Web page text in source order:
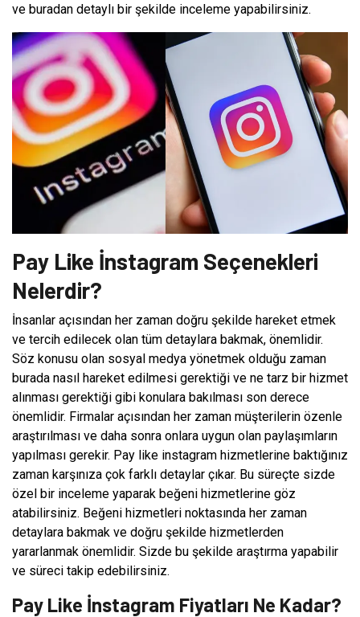
ve buradan detaylı bir şekilde inceleme yapabilirsiniz.
Pay Like İnstagram Seçenekleri
Nelerdir?
İnsanlar açısından her zaman doğru şekilde hareket etmek
ve tercih edilecek olan tüm detaylara bakmak, önemlidir.
Söz konusu olan sosyal medya yönetmek olduğu zaman
burada nasıl hareket edilmesi gerektiği ve ne tarz bir hizmet
alınması gerektiği gibi konulara bakılması son derece
önemlidir. Firmalar açısından her zaman müşterilerin özenle
araştırılması ve daha sonra onlara uygun olan paylaşımların
yapılması gerekir. Pay like instagram hizmetlerine baktığınız
zaman karşınıza çok farklı detaylar çıkar. Bu süreçte sizde
özel bir inceleme yaparak beğeni hizmetlerine göz
atabilirsiniz. Beğeni hizmetleri noktasında her zaman
detaylara bakmak ve doğru şekilde hizmetlerden
yararlanmak önemlidir. Sizde bu şekilde araştırma yapabilir
ve süreci takip edebilirsiniz.
Pay Like İnstagram Fiyatları Ne Kadar?